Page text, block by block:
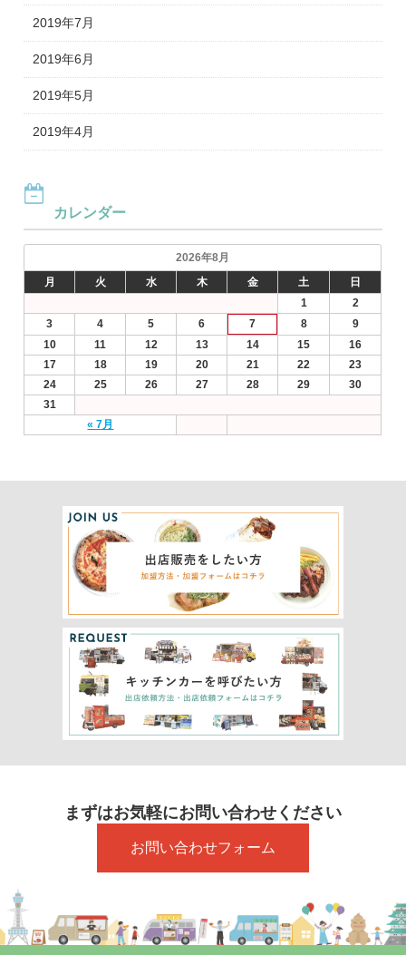
2019年7月
2019年6月
2019年5月
2019年4月
カレンダー
2026年8月
月
火 水 木 金 土 日
« 7月
1
2
3
4 5 6 7 8
9
10
11 12 13 14 15
16
17
18 19 20 21 22
23
24
25 26 27 28 29
30
31
まずはお気軽にお問い合わせください
お問い合わせフォーム